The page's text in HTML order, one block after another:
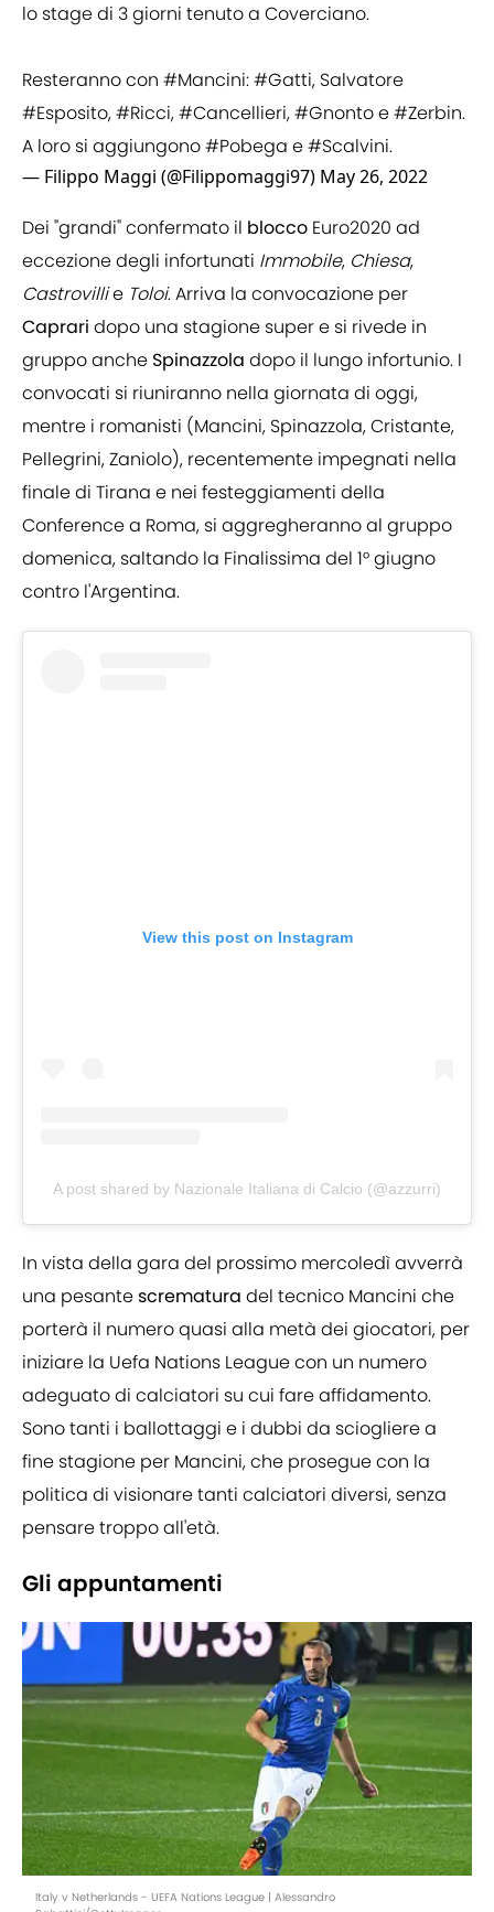
lo stage di 3 giorni tenuto a Coverciano.
Resteranno con #Mancini:#Gatti, Salvatore
#Esposito,#Ricci,#Cancellieri,#Gnontoe#Zerbin.
A loro si aggiungono#Pobega e#Scalvini.
— Filippo Maggi (@Filippomaggi97) May 26, 2022
Dei "grandi" confermato il blocco Euro2020 ad
eccezione degli infortunati Immobile, Chiesa,
Castrovillie Toloi. Arriva la convocazione per
Caprari dopo una stagione super e si rivede in
gruppo anche Spinazzola dopo il lungo infortunio. I
convocati si riuniranno nella giornata di oggi,
mentre i romanisti (Mancini, Spinazzola, Cristante,
Pellegrini, Zaniolo), recentemente impegnati nella
finale di Tirana e nei festeggiamenti della
Conference a Roma, si aggregheranno al gruppo
domenica, saltando la Finalissima del 1° giugno
contro l'Argentina.
View this post on Instagram
A post shared by Nazionale Italiana di Calcio (@azzurri)
In vista della gara del prossimo mercoledì avverrà
una pesantescrematura del tecnico Mancini che
porterà il numero quasi alla metà dei giocatori, per
iniziare la Uefa Nations League con un numero
adeguato di calciatori su cui fare affidamento.
Sono tanti i ballottaggi e i dubbi da sciogliere a
fine stagione per Mancini, che prosegue con la
politica di visionare tanti calciatori diversi, senza
pensare troppo all'età.
Gli appuntamenti
Italy v Netherlands - UEFA Nations League | Alessandro